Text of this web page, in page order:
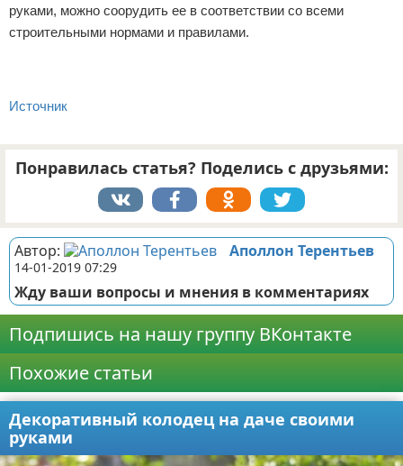
руками, можно соорудить ее в соответствии со всеми
строительными нормами и правилами.
Источник
Понравилась статья? Поделись с друзьями:
Автор: Аполлон Терентьев
14-01-2019 07:29
Жду ваши вопросы и мнения в комментариях
Подпишись на нашу группу ВКонтакте
Похожие статьи
Декоративный колодец на даче своими
руками